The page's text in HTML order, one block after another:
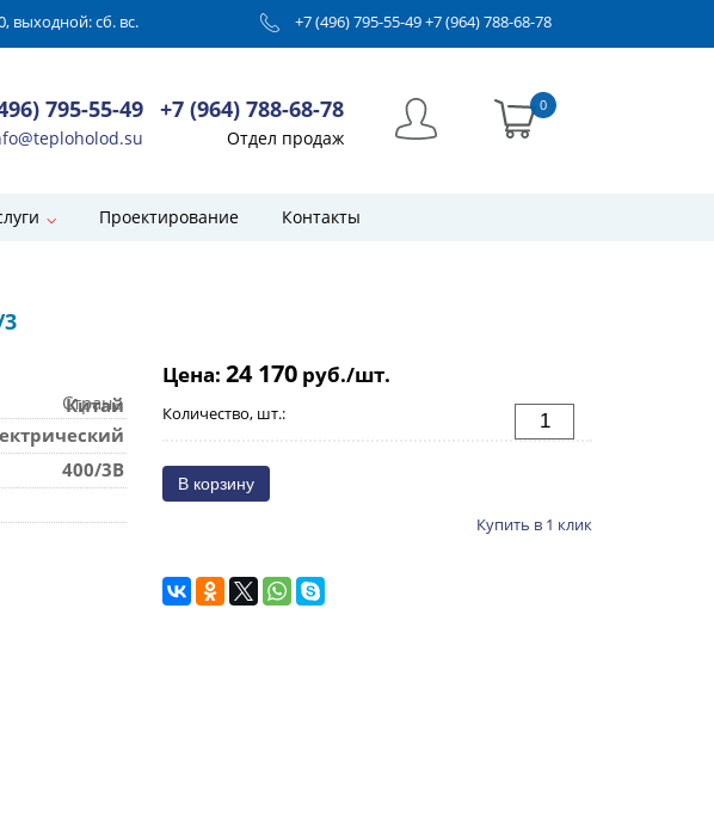
выходной: сб. вс. +7 (496) 795-55-49+7 (964) 788-68-78
795-55-49 +7 (964) 788-68-78
Отдел продаж
0
Проектирование Контакты
Страна
Китай
400/3В
Цена: 24 170 руб./шт.
Количество, шт.:
Купить в 1 клик